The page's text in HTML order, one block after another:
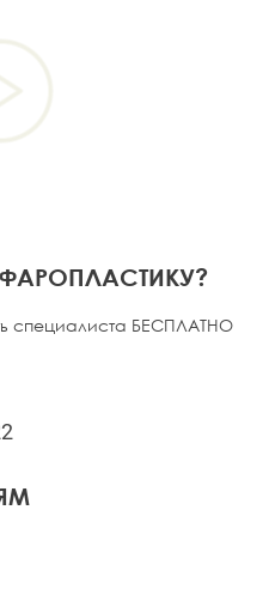
специалиста БЕСПЛАТНО